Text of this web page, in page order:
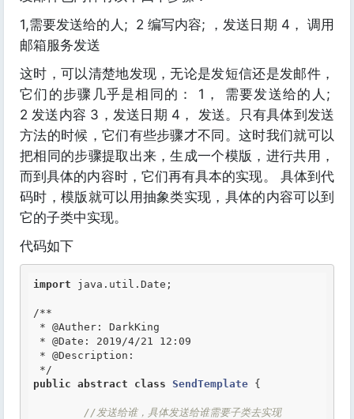
1,需要发送给的人; 2 编写内容; ，发送日期 4， 调用
邮箱服务发送
这时，可以清楚地发现，无论是发短信还是发邮件，
它们的步骤几乎是相同的： 1， 需要发送给的人;
2 发送内容 3，发送日期 4， 发送。只有具体到发送
方法的时候，它们有些步骤才不同。这时我们就可以
把相同的步骤提取出来，生成一个模版，进行共用，
而到具体的内容时，它们再有具本的实现。 具体到代
码时，模版就可以用抽象类实现，具体的内容可以到
它的子类中实现。
代码如下
import java.util.Date;
/**
* @Auther : DarkKing
* @Date : 2019/4/21 12:09
* @Description :
*/
public abstract class SendTemplate {
//发送给谁，具体发送给谁需要子类去实现